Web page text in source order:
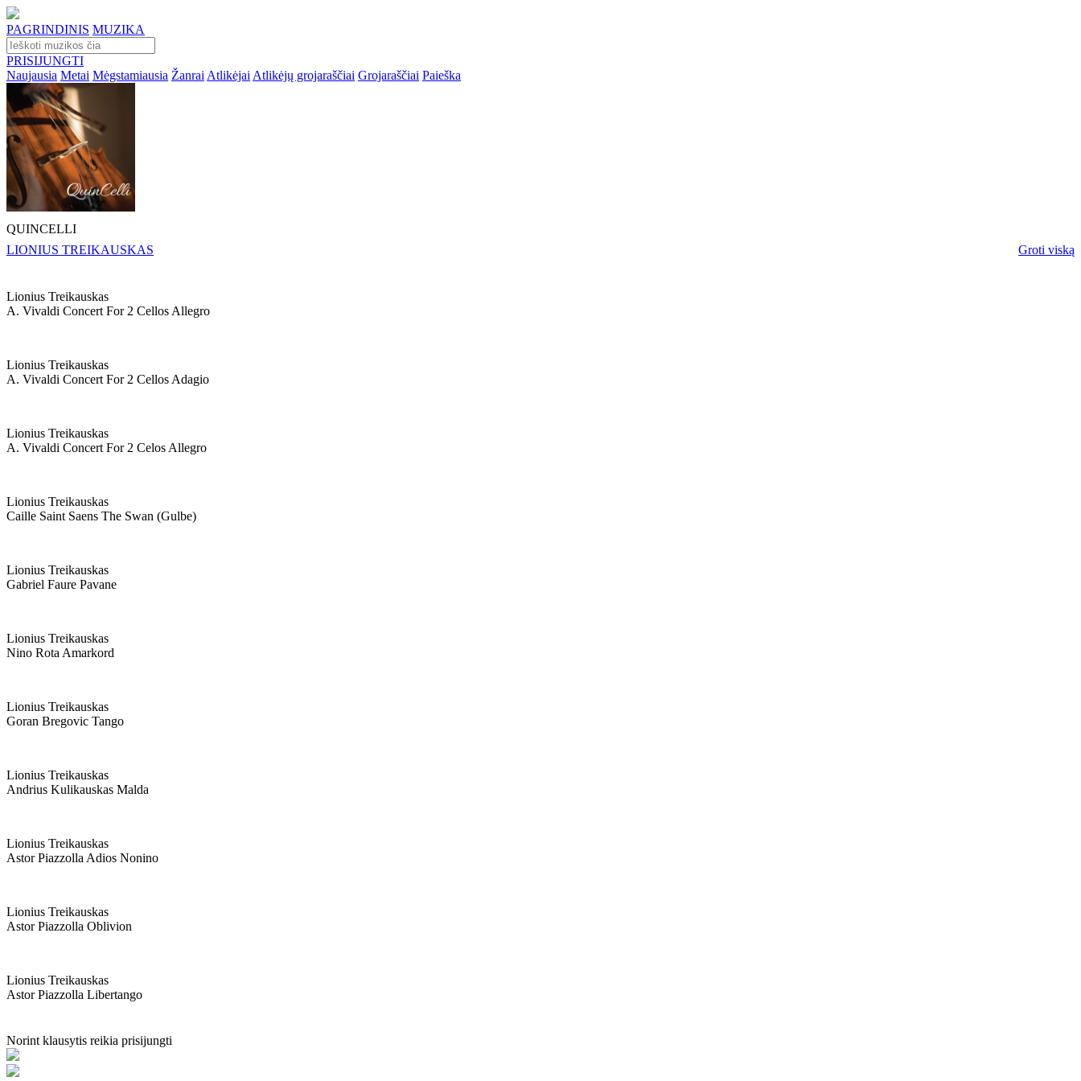
PAGRINDINIS MUZIKA
PRISIJUNGTI
Naujausia Metai Mėgstamiausia Žanrai Atlikėjai Atlikėjų grojaraščiai Grojaraščiai Paieška
QUINCELLI
LIONIUS TREIKAUSKAS
Groti viską
Lionius Treikauskas
A. Vivaldi Concert For 2 Cellos Allegro
Lionius Treikauskas
A. Vivaldi Concert For 2 Cellos Adagio
Lionius Treikauskas
A. Vivaldi Concert For 2 Celos Allegro
Lionius Treikauskas
Caille Saint Saens The Swan (gulbe)
Lionius Treikauskas
Gabriel Faure Pavane
Lionius Treikauskas
Nino Rota Amarkord
Lionius Treikauskas
Goran Bregovic Tango
Lionius Treikauskas
Andrius Kulikauskas Malda
Lionius Treikauskas
Astor Piazzolla Adios Nonino
Lionius Treikauskas
Astor Piazzolla Oblivion
Lionius Treikauskas
Astor Piazzolla Libertango
Norint klausytis reikia prisijungti